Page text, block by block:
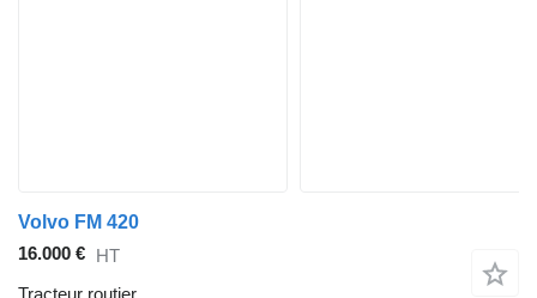
Volvo FM 420
16.000 € HT
Tracteur routier